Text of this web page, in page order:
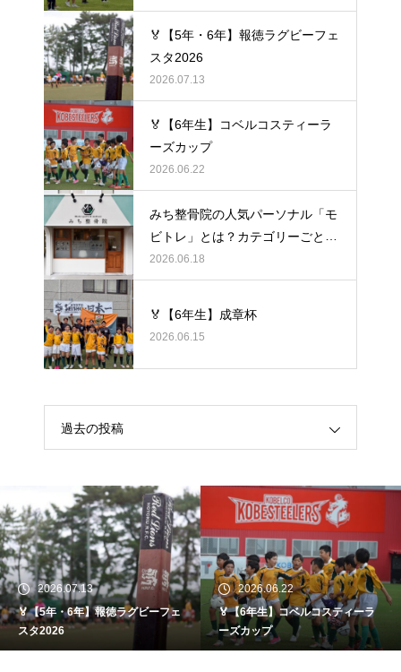
🏅【5年・6年】報徳ラグビーフェ
スタ2026
2026.07.13
🏅【6年生】コベルコスティーラ
ーズカップ
2026.06.22
みち整骨院の人気パーソナル「モ
ビトレ」とは？カテゴリーごとの
ラグビーの悩みをヒントに考え
る、身体のケア
2026.06.18
🏅【6年生】成章杯
2026.06.15
過去の投稿
2026.07.13
🏅【5年・6年】報徳ラグビーフェ
スタ2026
2026.06.22
🏅【6年生】コベルコスティーラ
ーズカップ